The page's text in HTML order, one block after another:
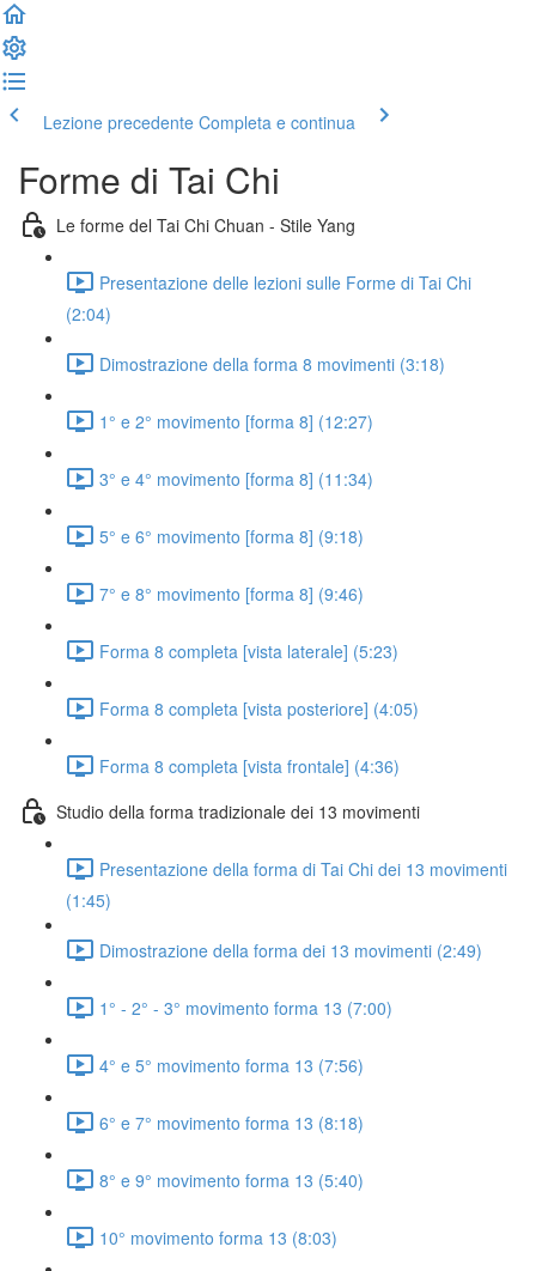
Lezione precedente Completa e continua
Forme di Tai Chi
Le forme del Tai Chi Chuan - Stile Yang
Presentazione delle lezioni sulle Forme di Tai Chi
(2:04)
Dimostrazione della forma 8 movimenti (3:18)
1° e 2° movimento [forma 8] (12:27)
3° e 4° movimento [forma 8] (11:34)
5° e 6° movimento [forma 8] (9:18)
7° e 8° movimento [forma 8] (9:46)
Forma 8 completa [vista laterale] (5:23)
Forma 8 completa [vista posteriore] (4:05)
Forma 8 completa [vista frontale] (4:36)
Studio della forma tradizionale dei 13 movimenti
Presentazione della forma di Tai Chi dei 13 movimenti
(1:45)
Dimostrazione della forma dei 13 movimenti (2:49)
1° - 2° - 3° movimento forma 13 (7:00)
4° e 5° movimento forma 13 (7:56)
6° e 7° movimento forma 13 (8:18)
8° e 9° movimento forma 13 (5:40)
10° movimento forma 13 (8:03)